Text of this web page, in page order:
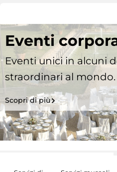
Eventi
Eventi unici in alcuni
straordinari al mondo.
Scopri di più